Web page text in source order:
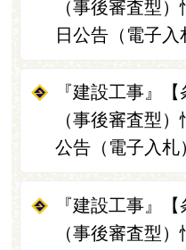
（事後審査型
日公告（電子入
『建設工事』
（事後審査型
公告（電子入札
『建設工事』
（事後審査型